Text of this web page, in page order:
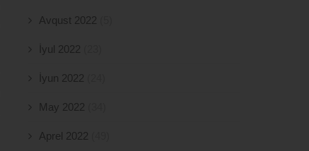
Avqust 2022
İyul 2022
İyun 2022
May 2022
Aprel 2022